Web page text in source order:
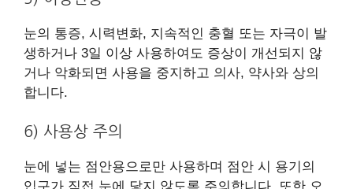
눈의 통증, 시력변화, 지속적인 충혈 또는 자극이 발
생하거나 3일 이상 사용하여도 증상이 개선되지 않
거나 악화되면 사용을 중지하고 의사, 약사와 상의
합니다.
6) 사용상 주의
눈에 넣는 점안용으로만 사용하며 점안 시 용기의